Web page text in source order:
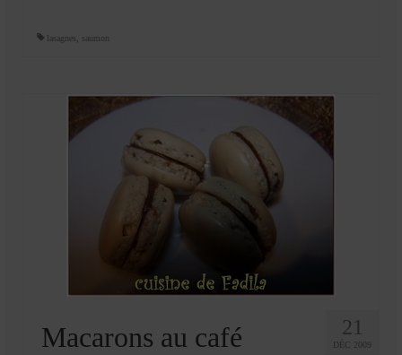
lasagnes, saumon
21
DÉC 2009
Macarons au café